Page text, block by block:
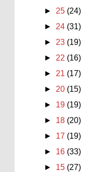
► 25 (24)
► 24 (31)
► 23 (19)
► 22 (16)
► 21 (17)
► 20 (15)
► 19 (19)
► 18 (20)
► 17 (19)
► 16 (33)
► 15 (27)